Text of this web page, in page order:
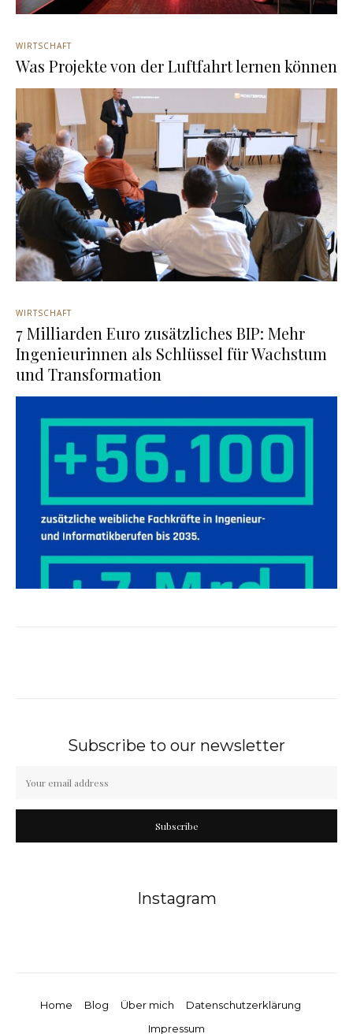
WIRTSCHAFT
Was Projekte von der Luftfahrt lernen können
WIRTSCHAFT
7 Milliarden Euro zusätzliches BIP: Mehr
Ingenieurinnen als Schlüssel für Wachstum
und Transformation
Subscribe to our newsletter
Subscribe
Instagram
Home Blog Über mich
Datenschutzerklärung
Impressum